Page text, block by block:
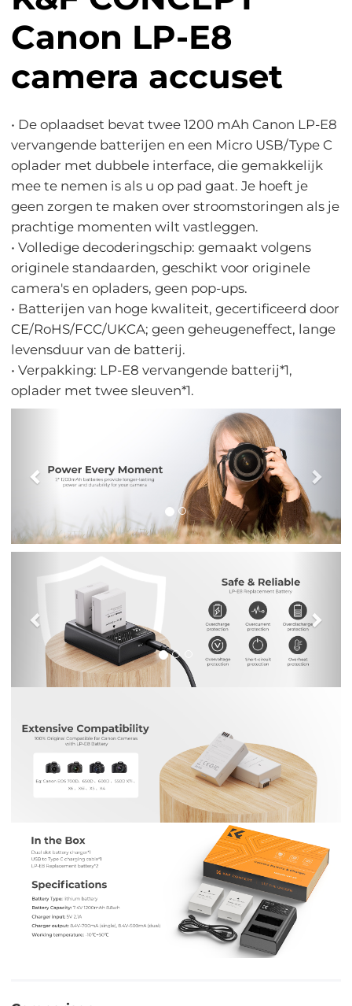
Canon LP-E8
camera accuset
• De oplaadset bevat twee 1200 mAh Canon LP-E8
vervangende batterijen en een Micro USB/Type C
oplader met dubbele interface, die gemakkelijk
mee te nemen is als u op pad gaat. Je hoeft je
geen zorgen te maken over stroomstoringen als je
prachtige momenten wilt vastleggen.
• Volledige decoderingschip: gemaakt volgens
originele standaarden, geschikt voor originele
camera's en opladers, geen pop-ups.
• Batterijen van hoge kwaliteit, gecertificeerd door
CE/RoHS/FCC/UKCA; geen geheugeneffect, lange
levensduur van de batterij.
• Verpakking: LP-E8 vervangende batterij*1,
oplader met twee sleuven*1.